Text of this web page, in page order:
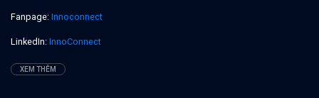
Fanpage: Innoconnect
LinkedIn: InnoConnect
XEM THÊM